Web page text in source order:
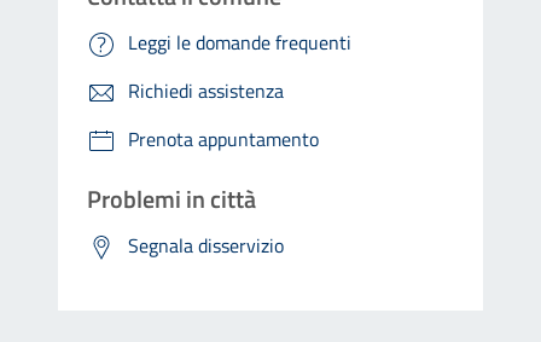
Leggi le domande frequenti
Richiedi assistenza
Prenota appuntamento
Problemi in città
Segnala disservizio